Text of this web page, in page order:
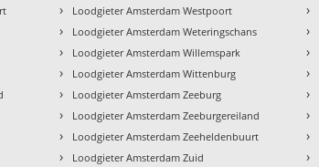
› Loodgieter Amsterdam Westpoort
› Loodgieter Amsterdam Weteringschans
› Loodgieter Amsterdam Willemspark
› Loodgieter Amsterdam Wittenburg
› Loodgieter Amsterdam Zeeburg
› Loodgieter Amsterdam Zeeburgereiland
› Loodgieter Amsterdam Zeeheldenbuurt
› Loodgieter Amsterdam Zuid
›
›
›
›
›
›
›
›